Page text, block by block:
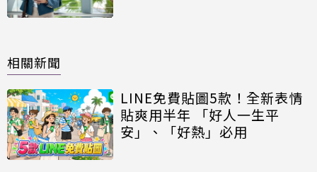
相關新聞
LINE免費貼圖5款！全新表情
貼爽用半年 「好人一生平
安」、「好熱」必用